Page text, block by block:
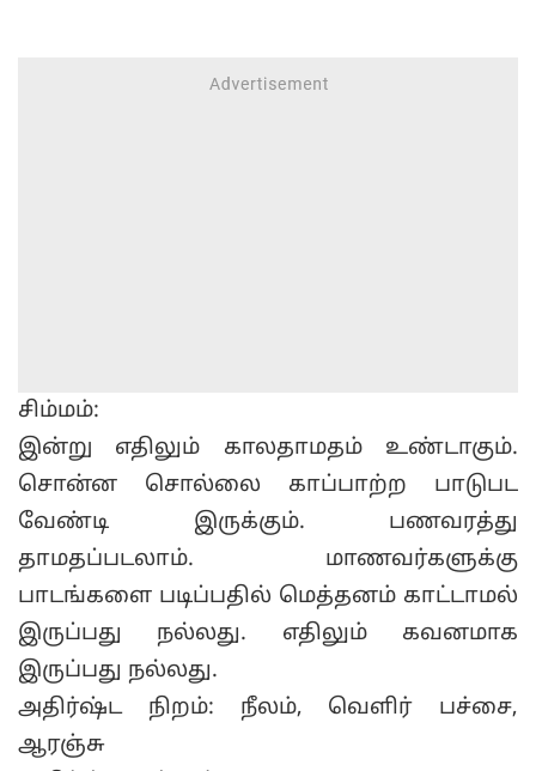
சிம்மம்:
இன்று எதிலும் காலதாமதம் உண்டாகும்.
சொன்ன சொல்லை காப்பாற்ற பாடுபட
வேண்டி இருக்கும். பணவரத்து
தாமதப்படலாம். மாணவர்களுக்கு
பாடங்களை படிப்பதில் மெத்தனம் காட்டாமல்
இருப்பது நல்லது. எதிலும் கவனமாக
இருப்பது நல்லது.
அதிர்ஷ்ட நிறம்: நீலம், வெளிர் பச்சை,
ஆரஞ்சு